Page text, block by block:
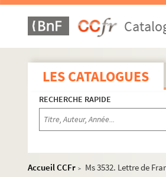
LES CATALOGUES
RECHERCHE RAPIDE
Accueil CCFr >
Ms 3532. Lettre de
Ms 3504. « Oraison funèbre faite
Ms 3505. Armand-Jacques de
Ms 3506. « Extrait des jugements
Ms 3507. Sabourin. « Liste des
Ms 3508. Etat de service de
Ms 3509. Etat de service de Victor
Ms 3510. Correspondance de
Ms 3511. Lettres adressées au